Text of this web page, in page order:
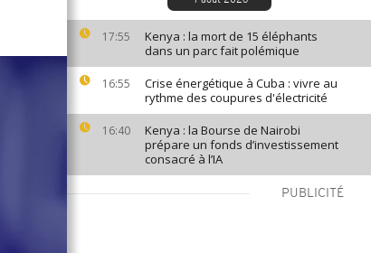
17:55
Kenya : la mort de 15 éléphants
dans un parc fait polémique
16:55
Crise énergétique à Cuba : vivre au
rythme des coupures d'électricité
16:40
Kenya : la Bourse de Nairobi
prépare un fonds d’investissement
consacré à l’IA
PUBLICITÉ